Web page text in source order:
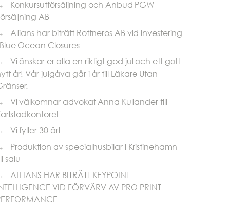
Konkursutförsäljning och Anbud PGW
AB
Allians har biträtt Rottneros AB vid investering
Ocean Closures
Vi önskar er alla en riktigt god jul och ett gott
år! Vår julgåva går i år till Läkare Utan
Vi välkomnar advokat Anna Kullander till
Vi fyller 30 år!
Produktion av specialhusbilar i Kristinehamn
salu
ALLIANS HAR BITRÄTT KEYPOINT
VID FÖRVÄRV AV PRO PRINT